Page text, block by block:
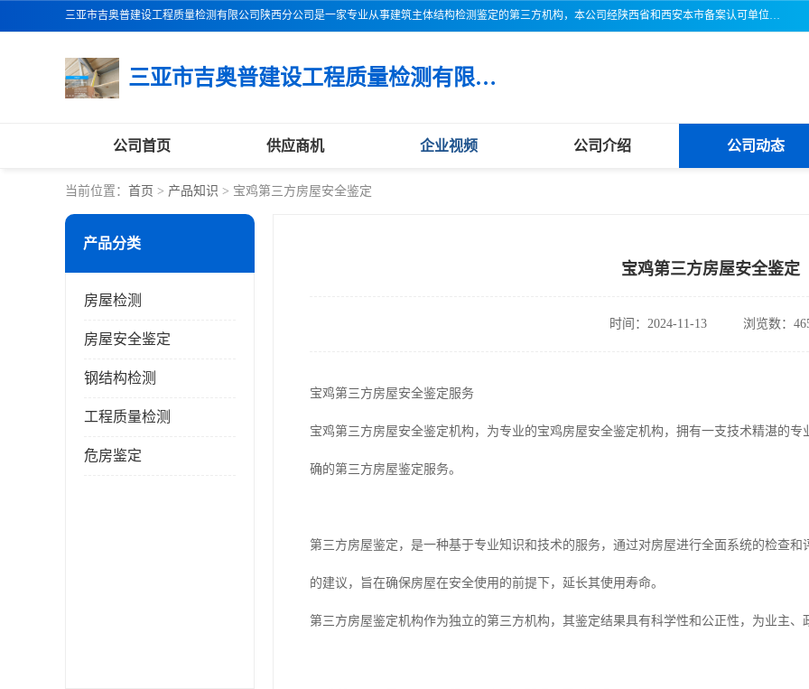
三亚市吉奥普建设工程质量检测有限公司陕西分公司是一家专业从事建筑主体结构检测鉴定的第三方机构，本公司经陕西省和西安本市备案认可单位，公司各项检测仪器设备齐全，检测人员经过严格训练，熟练掌握各项仪器设备的操作及维护工作，检测人员全部取得了资格证书，以保证质量管理体系的有效运行， 保证检测工作的公正性、科学性和准确性，更好地为社会服务。
三亚市吉奥普建设工程质量检测有限公司陕西分公司
公司首页 供应商机 企业视频 公司介绍 公司动态
当前位置： 首页 > 产品知识 > 宝鸡第三方房屋安全鉴定
产品分类
房屋检测
房屋安全鉴定
钢结构检测
工程质量检测
危房鉴定
宝鸡第三方房屋安全鉴定
时间：2024-11-13 浏览数：
宝鸡第三方房屋安全鉴定服务
宝鸡第三方房屋安全鉴定机构，为专业的宝鸡房屋安全鉴定机构，拥有一支技术精湛的
确的第三方房屋鉴定服务。
第三方房屋鉴定，是一种基于专业知识和技术的服务，通过对房屋进行全面系统的检查
的建议，旨在确保房屋在安全使用的前提下，延长其使用寿命。
第三方房屋鉴定机构作为独立的第三方机构，其鉴定结果具有科学性和公正性，为业主、